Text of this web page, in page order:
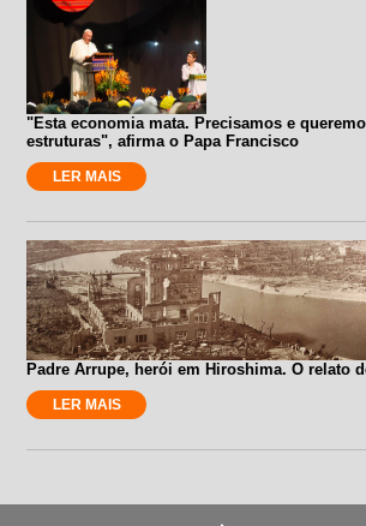
"Esta economia mata. Precisamos e
estruturas", afirma o Papa Francisco
LER MAIS
Padre Arrupe, herói em Hiroshima. O relato
LER MAIS